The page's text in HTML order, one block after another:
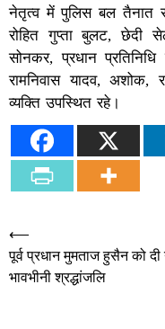
नेतृत्व में पुलिस बल तैनात
रोहित गुप्ता बुलट, छेदी
सोनकर, प्रधान
रामनिवास यादव,
व्यक्ति उपस्थित रहे।
Post
navigation
⟵
पूर्व प्रधान मुमताज हुसैन को दी
भावभीनी श्रद्धांजलि